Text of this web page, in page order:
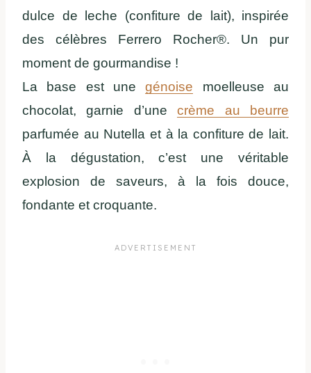
dulce de leche (confiture de lait), inspirée
des célèbres Ferrero Rocher®. Un pur
moment de gourmandise !
La base est unegénoise moelleuse au
chocolat, garnie d’unecrème au beurre
parfumée au Nutella et à la confiture de lait.
À la dégustation, c’est une véritable
explosion de saveurs, à la fois douce,
fondante et croquante.